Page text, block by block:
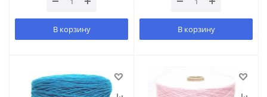
В корзину В корзину